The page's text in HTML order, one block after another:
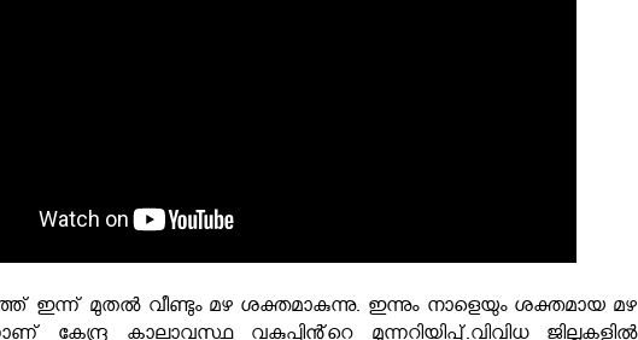
ഇന്ന് മുതൽ വീണ്ടും മഴ ശക്തമാകുന്നു. ഇന്നും നാളെയും ശക്തമായ മഴ